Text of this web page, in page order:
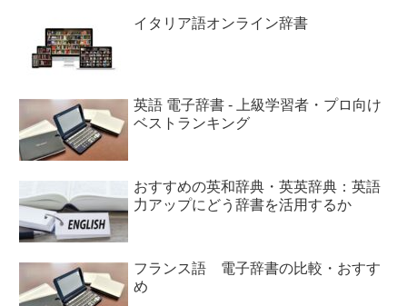
イタリア語オンライン辞書
英語 電子辞書 - 上級学習者・プロ向け
ベストランキング
おすすめの英和辞典・英英辞典：英語
力アップにどう辞書を活用するか
フランス語 電子辞書の比較・おすす
め